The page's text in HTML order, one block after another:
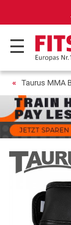
Taurus MMA